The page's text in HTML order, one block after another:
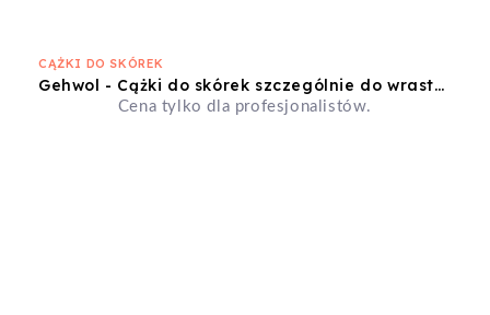
CĄŻKI DO SKÓREK
Gehwol - Cążki do skórek szczególnie do wrastających paznokci HF 490 Aesculap
Cena tylko dla profesjonalistów.